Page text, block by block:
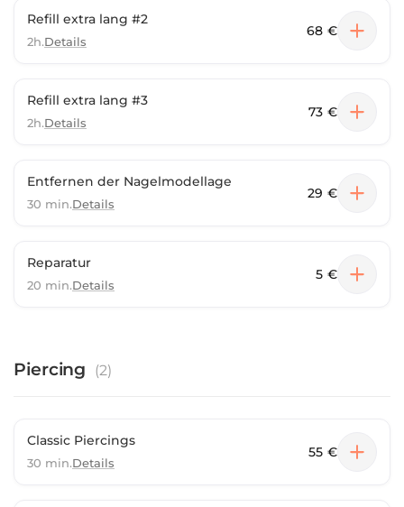
Refill extra lang #2
2h.Details
68 €
Refill extra lang #3
2h.Details
73 €
Entfernen der Nagelmodellage
30 min.Details
29 €
Reparatur
20 min.Details
5 €
Piercing (2)
Classic Piercings
30 min.Details
55 €